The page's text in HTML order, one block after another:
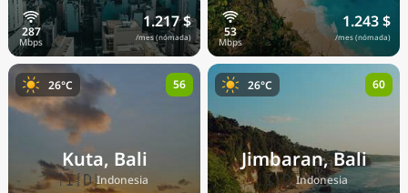
1.217 $
/mes (nómada)
1.243 $
/mes (nómada)
Kuta, Bali
🇮🇩Indonesia
26°C 56
Jimbaran, Bali
🇮🇩Indonesia
26°C 60